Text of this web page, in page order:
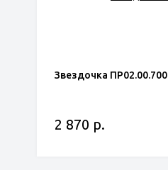
Звездочка ПР02.00.700
2 870 р.